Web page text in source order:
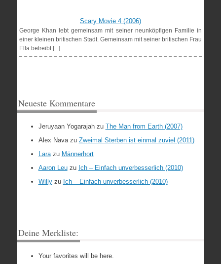
Scary Movie 4 (2006)
George Khan lebt gemeinsam mit seiner neunköpfigen Familie in
einer kleinen britischen Stadt. Gemeinsam mit seiner britischen Frau
Ella betreibt [...]
Neueste Kommentare
Jeruyaan Yogarajahzu The Man from Earth (2007)
Alex Navazu Zweimal Sterben ist einmal zuviel (2011)
Larazu Männerhort
Aaron Leuzu Ich – Einfach unverbesserlich (2010)
Willyzu Ich – Einfach unverbesserlich (2010)
Deine Merkliste:
Your favorites will be here.